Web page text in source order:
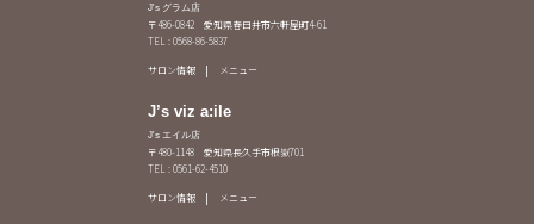
J's グラム店
〒486-0842 愛知県春日井市六軒屋町4-61
TEL : 0568-86-5837
サロン情報 メニュー
J’s viz a:ile
J's エイル店
〒480-1148 愛知県長久手市根嶽701
TEL : 0561-62-4510
サロン情報 メニュー